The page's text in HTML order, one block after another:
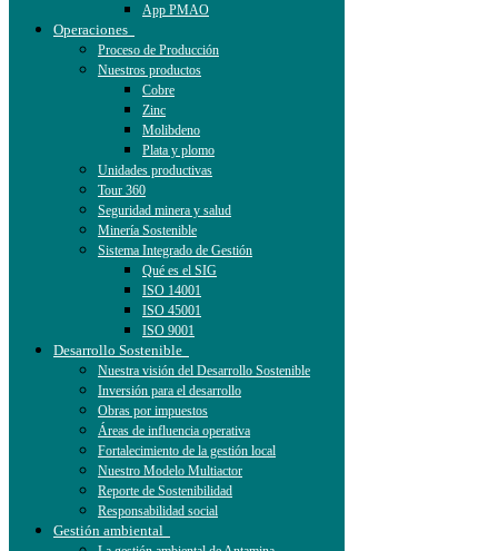
App PMAO
Operaciones
Proceso de Producción
Nuestros productos
Cobre
Zinc
Molibdeno
Plata y plomo
Unidades productivas
Tour 360
Seguridad minera y salud
Minería Sostenible
Sistema Integrado de Gestión
Qué es el SIG
ISO 14001
ISO 45001
ISO 9001
Desarrollo Sostenible
Nuestra visión del Desarrollo Sostenible
Inversión para el desarrollo
Obras por impuestos
Áreas de influencia operativa
Fortalecimiento de la gestión local
Nuestro Modelo Multiactor
Reporte de Sostenibilidad
Responsabilidad social
Gestión ambiental